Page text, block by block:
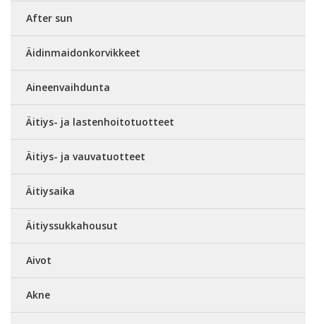
After sun
Äidinmaidonkorvikkeet
Aineenvaihdunta
Äitiys- ja lastenhoitotuotteet
Äitiys- ja vauvatuotteet
Äitiysaika
Äitiyssukkahousut
Aivot
Akne